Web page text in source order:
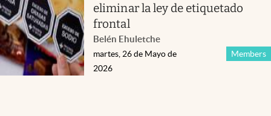
eliminar la ley de etiquetado
frontal
Belén Ehuletche
Members
martes, 26 de Mayo de
2026